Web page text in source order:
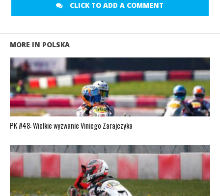
CLICK TO ADD A COMMENT
MORE IN POLSKA
PK #48: Wielkie wyzwanie Viniego Zarajczyka